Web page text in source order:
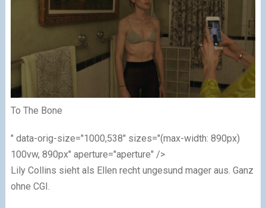
To The Bone
" data-orig-size="1000,538" sizes="(max-width: 890px)
100vw, 890px" aperture="aperture" />
Lily Collins sieht als Ellen recht ungesund mager aus. Ganz
ohne CGI.